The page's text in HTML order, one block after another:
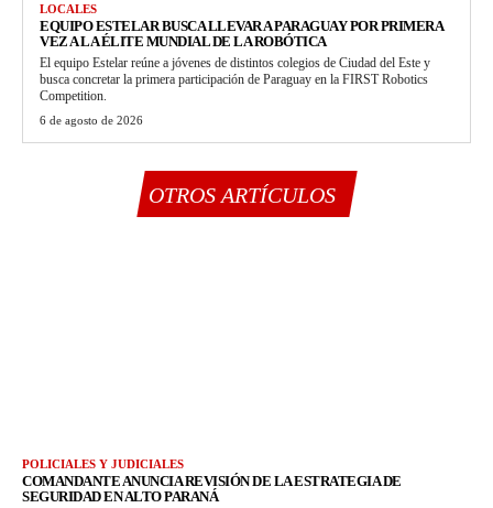
LOCALES
EQUIPO ESTELAR BUSCA LLEVAR A PARAGUAY POR PRIMERA
VEZ A LA ÉLITE MUNDIAL DE LA ROBÓTICA
El equipo Estelar reúne a jóvenes de distintos colegios de Ciudad del Este y
busca concretar la primera participación de Paraguay en la FIRST Robotics
Competition.
6 de agosto de 2026
OTROS ARTÍCULOS
POLICIALES Y JUDICIALES
COMANDANTE ANUNCIA REVISIÓN DE LA ESTRATEGIA DE
SEGURIDAD EN ALTO PARANÁ